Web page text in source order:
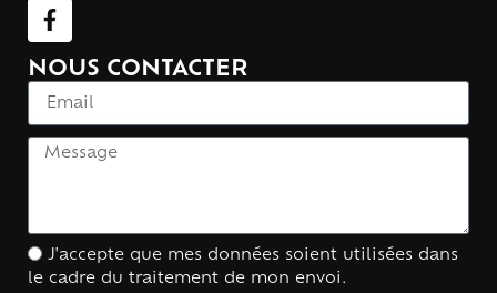
NOUS CONTACTER
J'accepte que mes données soient utilisées dans
le cadre du traitement de mon envoi.